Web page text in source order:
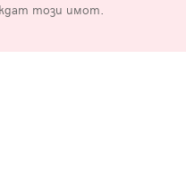
този имот.